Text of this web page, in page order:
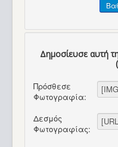
Δημοσίευσε αυτή
Πρόσθεσε
Φωτογραφία:
Δεσμός
Φωτογραφίας: